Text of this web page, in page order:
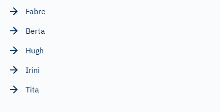
Fabre
Berta
Hugh
Irini
Tita